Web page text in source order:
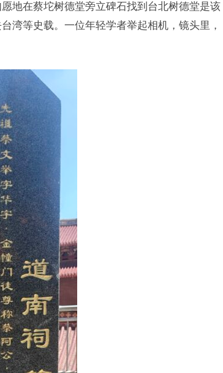
地在蔡坨树德堂旁立碑石找到台北树德堂是该
湾等史载。一位年轻学者举起相机，镜头里，